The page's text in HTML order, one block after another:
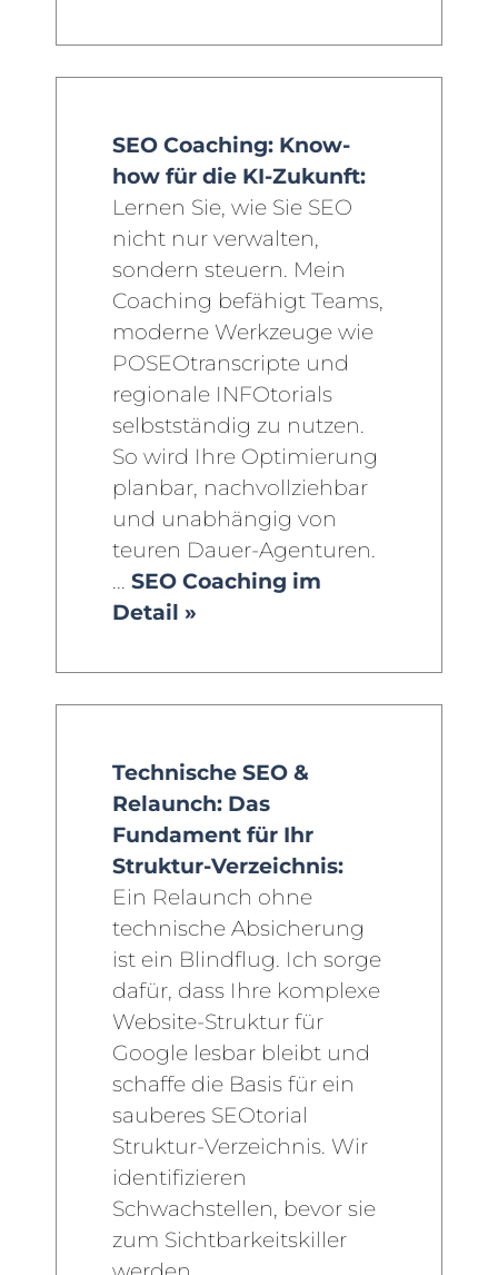
SEO Coaching: Know-
how für die KI-Zukunft:
Lernen Sie, wie Sie SEO
nicht nur verwalten,
sondern steuern. Mein
Coaching befähigt Teams,
moderne Werkzeuge wie
POSEOtranscripte und
regionale INFOtorials
selbstständig zu nutzen.
So wird Ihre Optimierung
planbar, nachvollziehbar
und unabhängig von
teuren Dauer-Agenturen.
... SEO Coaching im
Detail »
Technische SEO &
Relaunch: Das
Fundament für Ihr
Struktur-Verzeichnis:
Ein Relaunch ohne
technische Absicherung
ist ein Blindflug. Ich sorge
dafür, dass Ihre komplexe
Website-Struktur für
Google lesbar bleibt und
schaffe die Basis für ein
sauberes SEOtorial
Struktur-Verzeichnis. Wir
identifizieren
Schwachstellen, bevor sie
zum Sichtbarkeitskiller